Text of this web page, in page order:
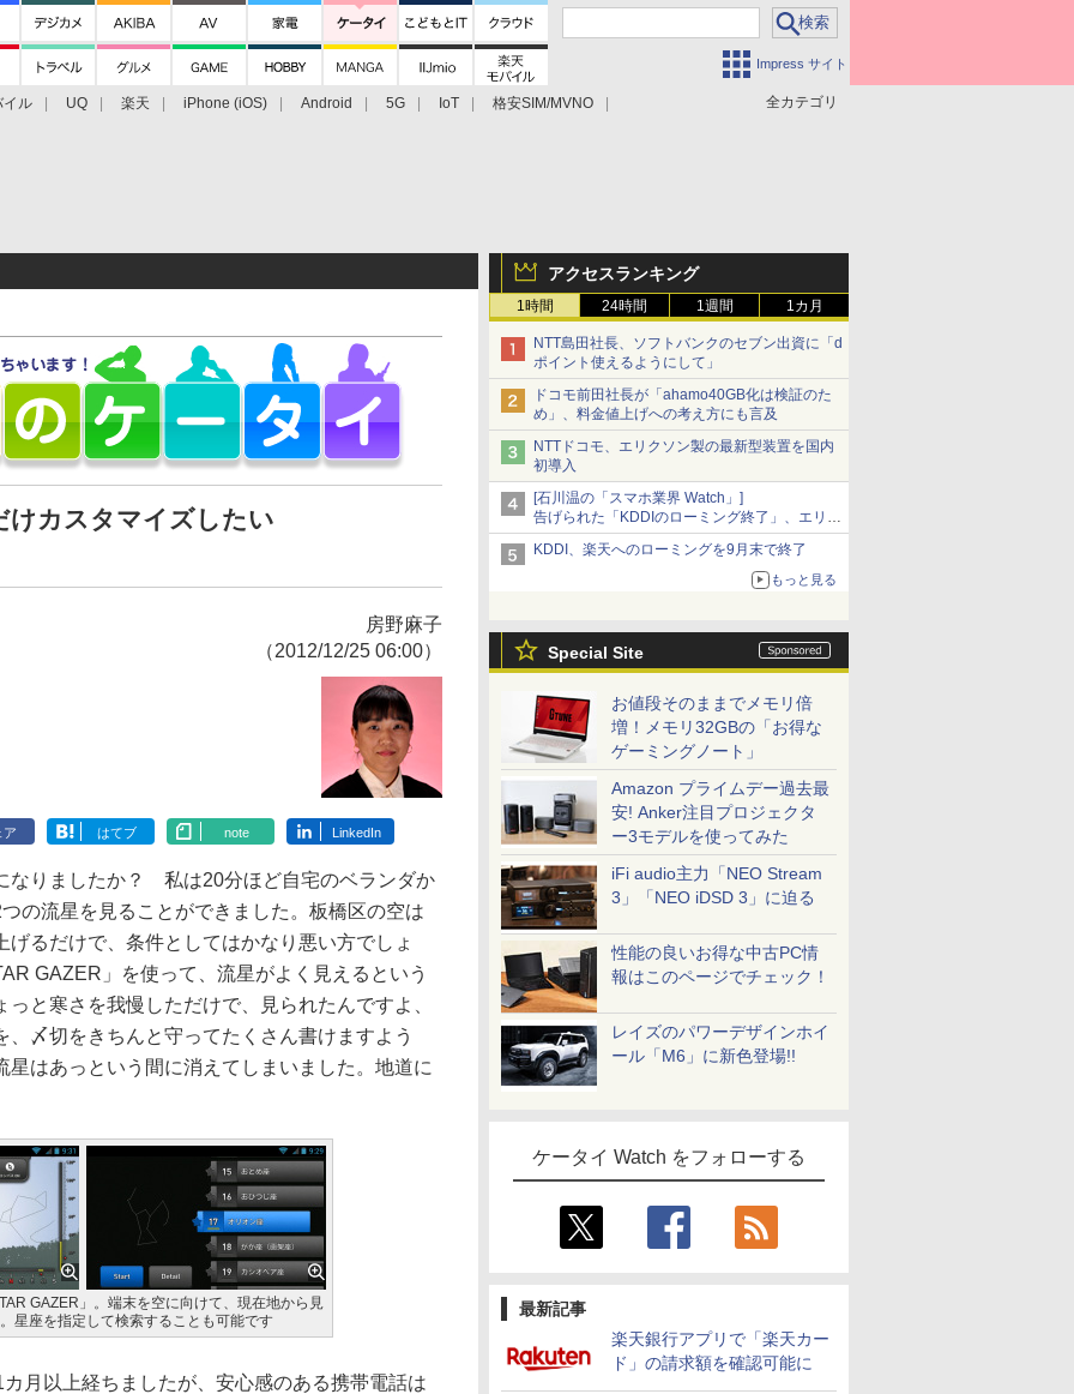
Impress サイト
全カテゴリ
イル UQ 楽天 iPhone (iOS) Android 5G IoT
格安SIM/MVNO
アクセスランキング
1時間 24時間 1週間 1カ月
NTT島田社長、ソフトバンクのセブン出資に「d
ポイント使えるようにして」
ドコモ前田社長が「ahamo40GB化は検証のた
め」、料金値上げへの考え方にも言及
NTTドコモ、エリクソン製の最新型装置を国内
初導入
[石川温の「スマホ業界 Watch」]
告げられた「KDDIのローミング終了」、エリア
マップの落とし穴と楽天モバイルの課題
KDDI、楽天へのローミングを9月末で終了
もっと見る
Special Site
お値段そのままでメモリ倍
増！メモリ32GBの「お得な
ゲーミングノート」
Amazon プライムデー過去最
安! Anker注目プロジェクタ
ー3モデルを使ってみた
iFi audio主力「NEO Stream
3」「NEO iDSD 3」に迫る
性能の良いお得な中古PC情
報はこのページでチェック！
レイズのパワーデザインホイ
ール「M6」に新色登場!!
ケータイ Watch をフォローする
最新記事
楽天銀行アプリで「楽天カー
ド」の請求額を確認可能に
けカスタマイズしたい
房野麻子
（2012/12/25 06:00）
ア はてブ note LinkedIn
りましたか？ 私は20分ほど自宅のベランダか
の流星を見ることができました。板橋区の空は
るだけで、条件としてはかなり悪い方でしょ
GAZER」を使って、流星がよく見えるという
と寒さを我慢しただけで、見られたんですよ、
〆切をきちんと守ってたくさん書けますよう
はあっという間に消えてしまいました。地道に
GAZER」。端末を空に向けて、現在地から見
星座を指定して検索することも可能です
月以上経ちましたが、安心感のある携帯電話は